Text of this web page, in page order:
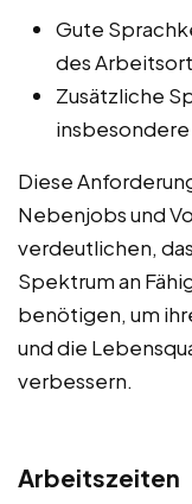
Gute
des
Zusätzliche
Diese
Nebenjobs und
verdeutlichen,
Spektrum an
benötigen, um
und die
verbessern.
Arbeitszeiten